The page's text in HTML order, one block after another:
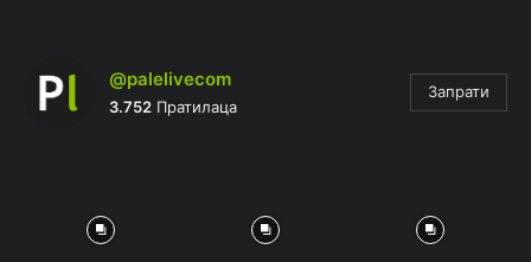
@palelivecom
3.752 Пратилаца
Запрати